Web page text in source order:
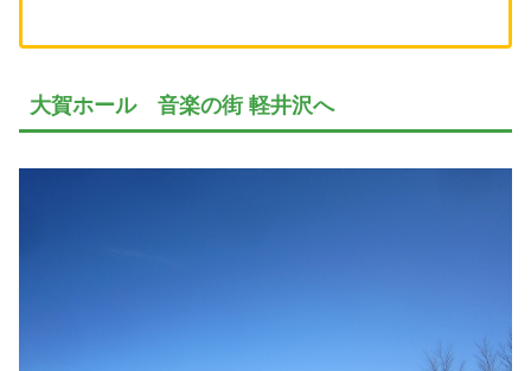
大賀ホール 音楽の街 軽井沢へ